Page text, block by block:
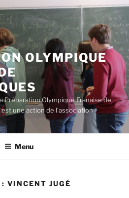
OLYMPIQUE
Préparation Olympique Franaise de
une action de l'association
Menu
:VINCENT JUGÉ